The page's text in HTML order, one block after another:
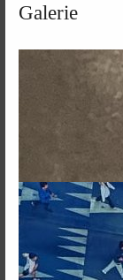
Galerie